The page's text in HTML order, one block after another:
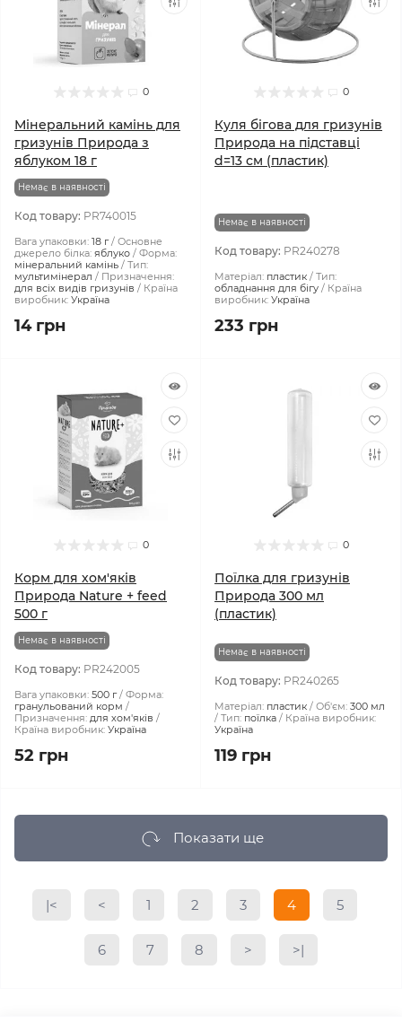
0
Мінеральний камінь для
гризунів Природа з
яблуком 18 г
Немає в наявності
Код товару: PR740015
Вага упаковки: 18 г
Основне
джерело білка: яблуко
Форма:
мінеральний камінь
Тип:
мультимінерал
Призначення:
для всіх видів гризунів
Країна
виробник: Україна
14 грн
0
Куля бігова для гризунів
Природа на підставці
d=13 см (пластик)
Немає в наявності
Код товару: PR240278
Матеріал: пластик
Тип:
обладнання для бігу
Країна
виробник: Україна
233 грн
0
Корм для хом'яків
Природа Nature + feed
500 г
Немає в наявності
Код товару: PR242005
Вага упаковки: 500 г
Форма:
гранульований корм
Призначення: для хом'яків
Країна виробник: Україна
52 грн
0
Поїлка для гризунів
Природа 300 мл
(пластик)
Немає в наявності
Код товару: PR240265
Матеріал: пластик Об'єм: 300 мл
Тип: поїлка
Країна виробник:
Україна
119 грн
Показати ще
|< < 1 2 3 4 5
6 7 8 > >|